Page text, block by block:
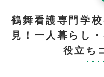
鶴舞看護専門学
見！一人暮らし
役立ち